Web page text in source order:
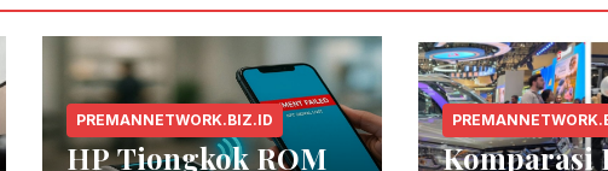
PREMANNETWORK.BIZ.ID
HP Tiongkok ROM Komparasi